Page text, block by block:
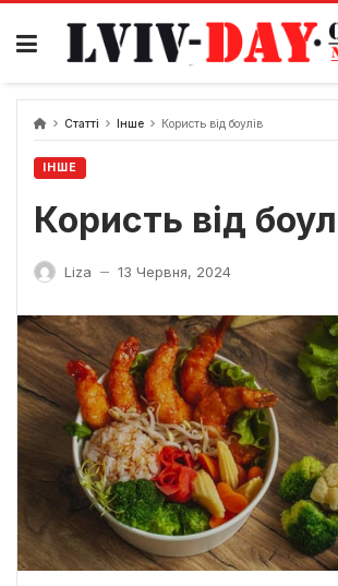
Skip
content
Статті Інше Користь від боулів
ІНШЕ
Користь від
Liza — 13 Червня, 2024